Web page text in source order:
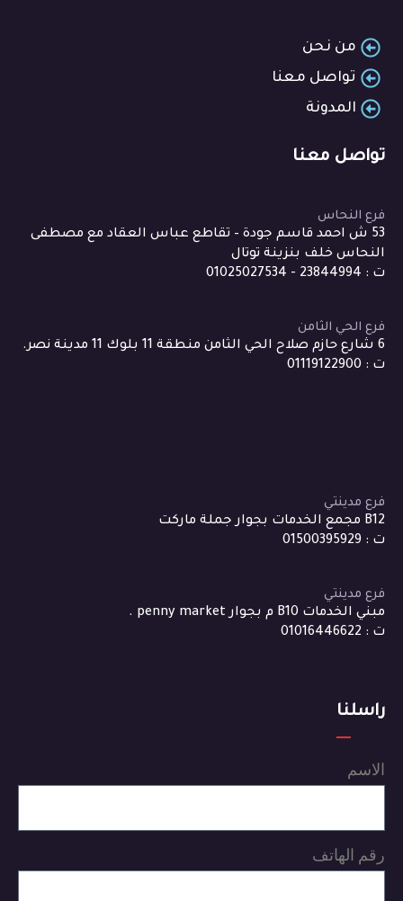
من نحن
تواصل معنا
المدونة
تواصل معنا
فرع النحاس
53 ش احمد قاسم جودة – تقاطع عباس العقاد مع مصطفى
النحاس خلف بنزينة توتال
ت : 23844994 - 01025027534
فرع الحي الثامن
6 شارع حازم صلاح الحي الثامن منطقة 11 بلوك 11 مدينة نصر.
ت : 01119122900
فرع مدينتي
B12 مجمع الخدمات بجوار جملة ماركت
ت : 01500395929
فرع مدينتي
مبني الخدمات B10 م بجوار penny market .
ت : 01016446622
راسلنا
الاسم
رقم الهاتف